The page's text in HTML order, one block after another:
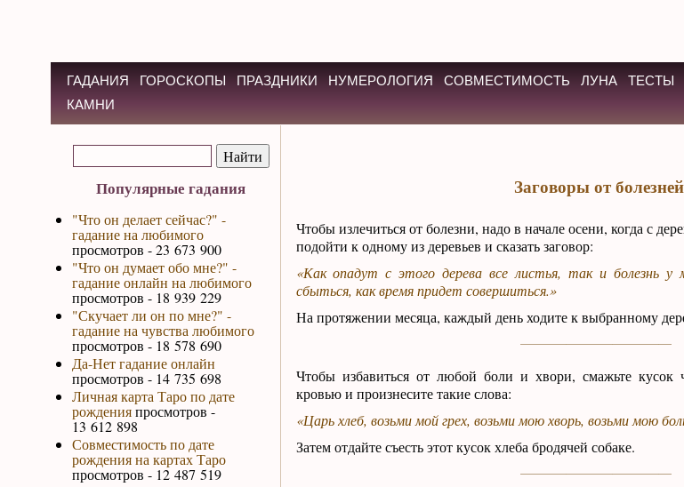
ГАДАНИЯ ГОРОСКОПЫ ПРАЗДНИКИ НУМЕРОЛОГИЯ СОВМЕСТИМОСТЬ ЛУНА ТЕСТЫ
КАМНИ
Популярные гадания
"Что он делает сейчас?" -
гадание на любимого
просмотров - 23 673 900
"Что он думает обо мне?" -
гадание онлайн на любимого
просмотров - 18 939 229
"Скучает ли он по мне?" -
гадание на чувства любимого
просмотров - 18 578 690
Да-Нет гадание онлайн
просмотров - 14 735 698
Личная карта Таро по дате
рожденияпросмотров -
13 612 898
Совместимость по дате
рождения на картах Таро
просмотров - 12 487 519
Заговоры от болезней
Чтобы излечиться от болезни, надо в начале осени, когда с
подойти к одному из деревьев и сказать заговор:
«Как опадут с этого дерева все листья, так и болезнь у
сбыться, как время придет совершиться.»
На протяжении месяца, каждый день ходите к выбранному
Чтобы избавиться от любой боли и хвори, смажьте кусок
кровью и произнесите такие слова:
«Царь хлеб, возьми мой грех, возьми мою хворь, возьми мою
Затем отдайте съесть этот кусок хлеба бродячей собаке.